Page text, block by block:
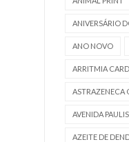
ANIVERSÁRIO
ANO NOVO
ARRITMIA
ASTRAZENECA
AVENIDA
AZEITE DE